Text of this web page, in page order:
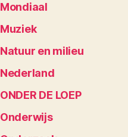
Mondiaal
Muziek
Natuur en milieu
Nederland
ONDER DE LOEP
Onderwijs